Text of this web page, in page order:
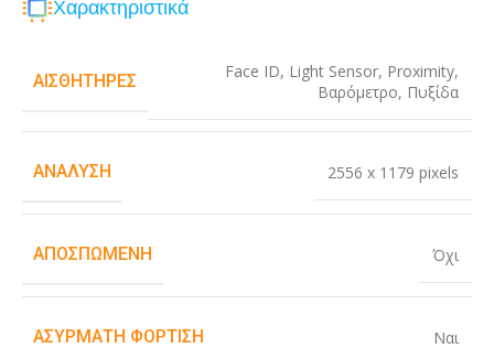
Χαρακτηριστικά
ΑΙΣΘΗΤΉΡΕΣ Face ID, Light Sensor, Proximity,
Βαρόμετρο, Πυξίδα
ΑΝΆΛΥΣΗ 2556 x 1179 pixels
ΑΠΟΣΠΏΜΕΝΗ Όχι
ΑΣΎΡΜΑΤΗ ΦΌΡΤΙΣΗ Ναι